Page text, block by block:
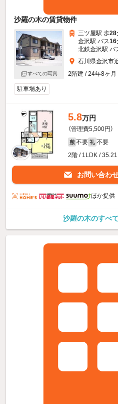
沙羅の木の賃貸物件
すべての写真
三ツ屋駅 歩28
金沢駅 バス16
北鉄金沢駅 バ
石川県金沢市
2階建 / 24年8ヶ月
駐車場あり
5.8万円
（管理費5,500円）
敷 不要 礼 不要
2階 / 1LDK / 35.21
お問い合わ
ほか提供
沙羅の木のすべ